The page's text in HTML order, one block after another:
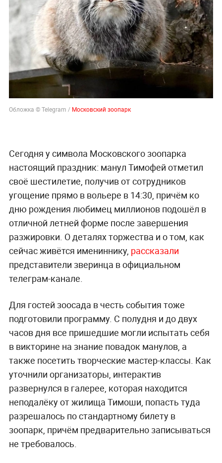
Обложка © Telegram / Московский зоопарк
Сегодня у символа Московского зоопарка
настоящий праздник: манул Тимофей отметил
своё шестилетие, получив от сотрудников
угощение прямо в вольере в 14:30, причём ко
дню рождения любимец миллионов подошёл в
отличной летней форме после завершения
разжировки. О деталях торжества и о том, как
сейчас живётся имениннику, рассказали
представители зверинца в официальном
телеграм-канале.
Для гостей зоосада в честь события тоже
подготовили программу. С полудня и до двух
часов дня все пришедшие могли испытать себя
в викторине на знание повадок манулов, а
также посетить творческие мастер-классы. Как
уточнили организаторы, интерактив
развернулся в галерее, которая находится
неподалёку от жилища Тимоши, попасть туда
разрешалось по стандартному билету в
зоопарк, причём предварительно записываться
не требовалось.